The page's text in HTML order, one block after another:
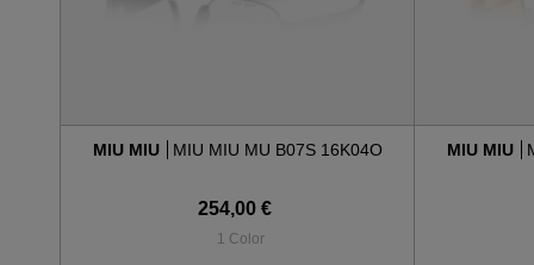
MIU MIU MIU MIU MU B07S 16K04O
254,00 €
1 Color
MIU MIU